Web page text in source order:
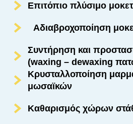
Επιτόπιο πλύσιμο
Αδιαβροχοποίηση
Συντήρηση και
(waxing – dewaxing
Κρυσταλλοποίηση
μωσαϊκών
Καθαρισμός χώρων